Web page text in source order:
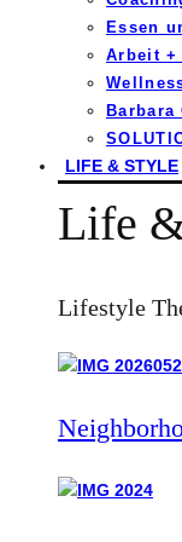
Essen
Arbeit +
Barbara
LIFE & STYLE
Life
Lifestyle